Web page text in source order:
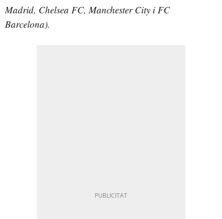
Madrid, Chelsea FC, Manchester City i FC
Barcelona).